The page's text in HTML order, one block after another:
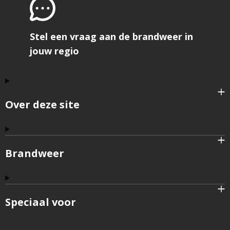
Over deze site
Brandweer
Speciaal voor
Stel een vraag aan de brandweer in
jouw regio